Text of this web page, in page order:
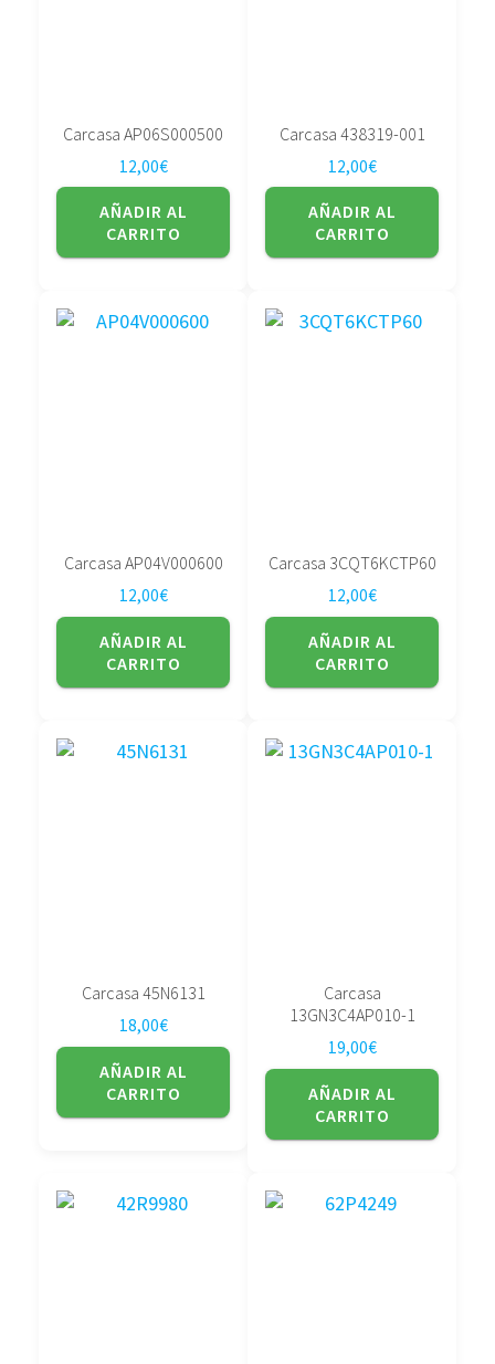
Carcasa AP06S000500
12,00€
AÑADIR AL
CARRITO
Carcasa 438319-001
12,00€
AÑADIR AL
CARRITO
Carcasa AP04V000600
12,00€
AÑADIR AL
CARRITO
Carcasa 3CQT6KCTP60
12,00€
AÑADIR AL
CARRITO
Carcasa 45N6131
18,00€
AÑADIR AL
CARRITO
Carcasa
13GN3C4AP010-1
19,00€
AÑADIR AL
CARRITO